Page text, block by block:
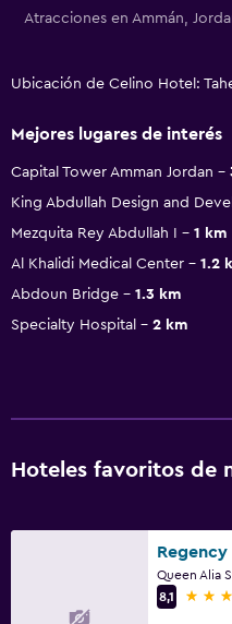
Atracciones en Ammán,
Ubicación de Celino Hotel:
Mejores lugares de interés
Capital Tower Amman Jordan
King Abdullah Design and
Mezquita Rey Abdullah I
1 km
Al Khalidi Medical Center
1.2
Abdoun Bridge
1.3 km
Specialty Hospital
2 km
Hoteles favoritos de
8,1
5